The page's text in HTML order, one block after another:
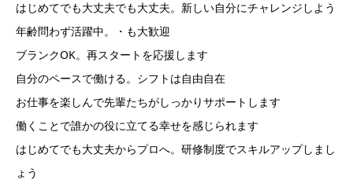
はじめてでも大丈夫でも大丈夫。新しい自分にチャレンジしよう
年齢問わず活躍中。・も大歓迎
ブランクOK。再スタートを応援します
自分のペースで働ける。シフトは自由自在
お仕事を楽しんで先輩たちがしっかりサポートします
働くことで誰かの役に立てる幸せを感じられます
はじめてでも大丈夫からプロへ。研修制度でスキルアップしまし
ょう